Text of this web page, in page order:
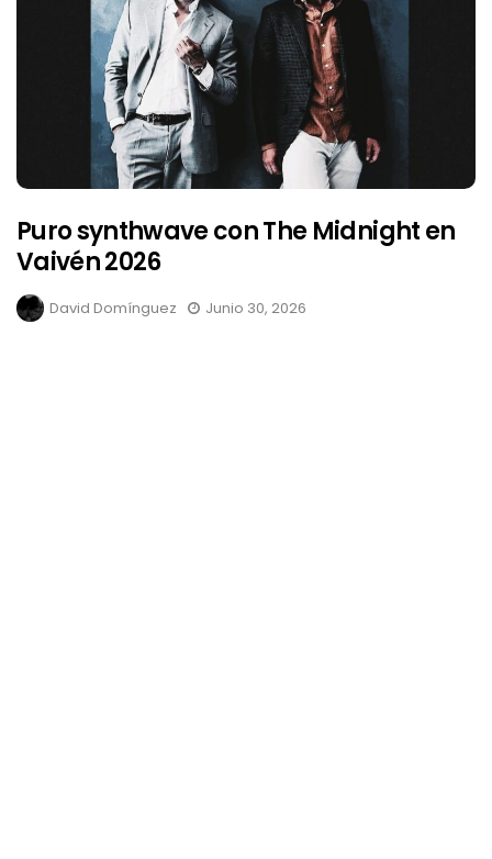
Puro synthwave con The Midnight en
Vaivén 2026
David Domínguez Junio 30, 2026